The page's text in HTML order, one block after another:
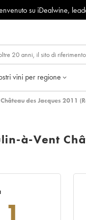
su iDealwine,
vini per regione
des Jacques 2011
à-Vent